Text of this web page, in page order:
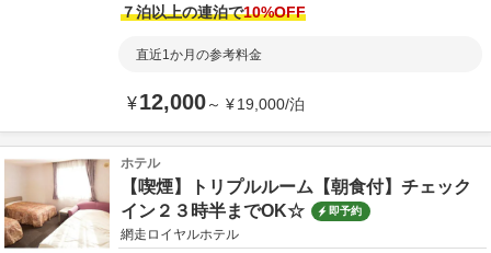
７泊以上の連泊で10%OFF
直近1か月の参考料金
¥12,000～ ¥19,000/泊
ホテル
【喫煙】トリプルルーム【朝食付】チェック
イン２３時半までOK☆
即予約
網走ロイヤルホテル